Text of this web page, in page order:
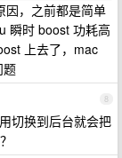
因，之前都是简单
瞬时 boost 功耗高
上去了，mac
题
8
切换到后台就会把